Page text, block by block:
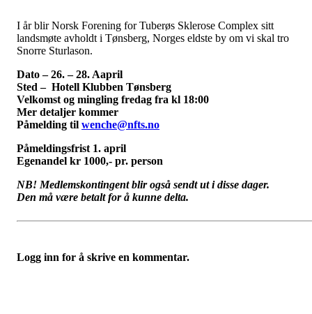
I år blir Norsk Forening for Tuberøs Sklerose Complex sitt
landsmøte avholdt i Tønsberg, Norges eldste by om vi skal tro
Snorre Sturlason.
Dato – 26. – 28. Aapril
Sted – Hotell Klubben Tønsberg
Velkomst og mingling fredag fra kl 18:00
Mer detaljer kommer
Påmelding til wenche@nfts.no
Påmeldingsfrist 1. april
Egenandel kr 1000,- pr. person
NB! Medlemskontingent blir også sendt ut i disse dager.
Den må være betalt for å kunne delta.
Logg inn for å skrive en kommentar.